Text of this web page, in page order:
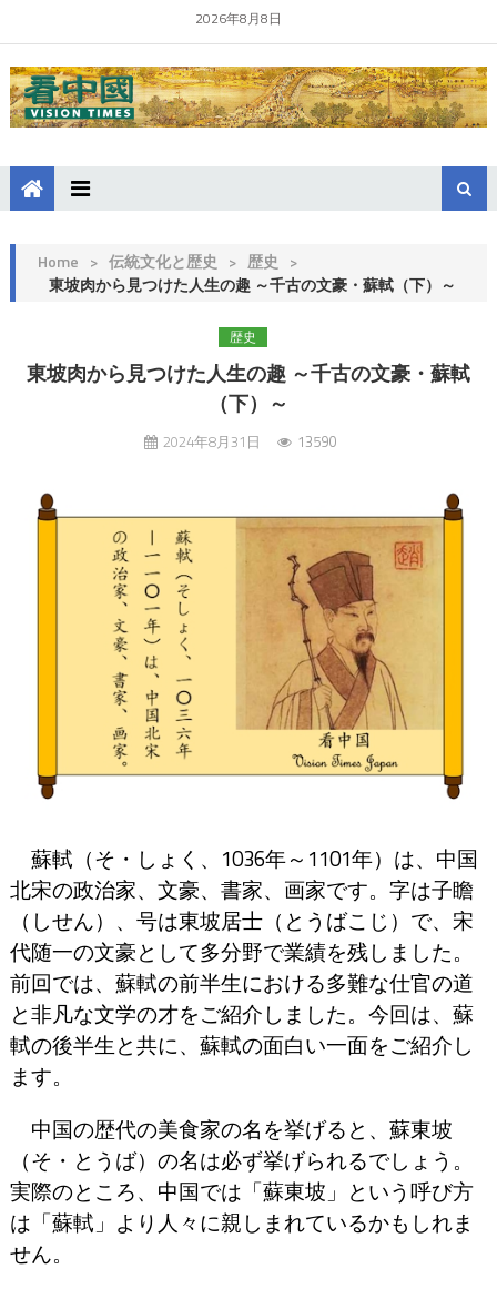
2026年8月8日
Home > 伝統文化と歴史 > 歴史 >
東坡肉から見つけた人生の趣 ～千古の文豪・蘇軾（下）～
歴史
東坡肉から見つけた人生の趣 ～千古の文豪・蘇軾
（下）～
2024年8月31日 13590
蘇軾（そ・しょく、1036年～1101年）は、中国
北宋の政治家、文豪、書家、画家です。字は子瞻
（しせん）、号は東坡居士（とうばこじ）で、宋
代随一の文豪として多分野で業績を残しました。
前回では、蘇軾の前半生における多難な仕官の道
と非凡な文学の才をご紹介しました。今回は、蘇
軾の後半生と共に、蘇軾の面白い一面をご紹介し
ます。
中国の歴代の美食家の名を挙げると、蘇東坡
（そ・とうば）の名は必ず挙げられるでしょう。
実際のところ、中国では「蘇東坡」という呼び方
は「蘇軾」より人々に親しまれているかもしれま
せん。